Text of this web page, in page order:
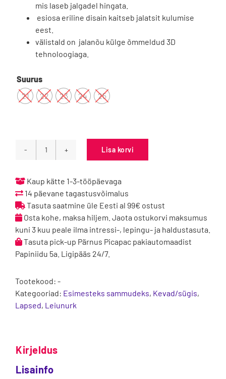
mis laseb jalgadel hingata.
esiosa eriline disain kaitseb jalatsit kulumise
eest.
välistald on jalanõu külge õmmeldud 3D
tehnoloogiaga.
Suurus
21 22 23 24 25
D.D.Step
k/s
saapad
-
Royal
Blue
Elephant
kogus
Lisa korvi
Kaup kätte 1-3-tööpäevaga
14 päevane tagastusvõimalus
Tasuta saatmine üle Eesti al 99€ ostust
Osta kohe, maksa hiljem. Jaota ostukorvi maksumus
kuni 3 kuu peale ilma intressi-, lepingu- ja haldustasuta.
Tasuta pick-up Pärnus Picapac pakiautomaadist
Papiniidu 5a. Ligipääs 24/7.
Tootekood: -
Kategooriad: Esimesteks sammudeks, Kevad/sügis,
Lapsed, Leiunurk
Kirjeldus
Lisainfo